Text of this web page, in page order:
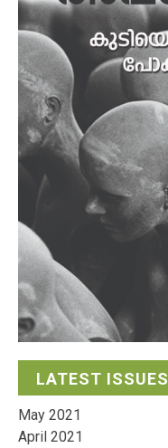
LATEST ISSUES
May 2021
April 2021